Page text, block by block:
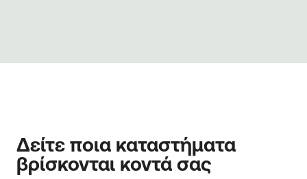
Δείτε ποια καταστήματα
βρίσκονται κοντά σας